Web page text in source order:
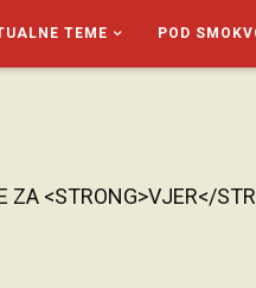
TEME POD
ZA <STRONG>VJER</